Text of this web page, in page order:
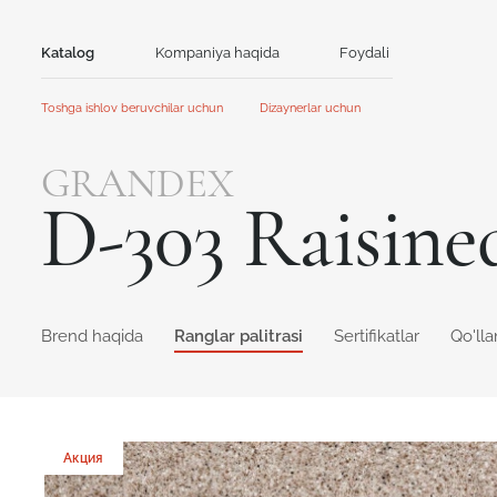
Katalog
Tosh
Akril tosh
GRANDEX
NEOMARM
Avant Quartz
Noblle Quartz
Kompaniya haqida Foydali
Toshga ishlov beruvchilar uchun
Hamkorlik
Aksiyalar va yangiliklar
Qo'llanma
Kataloglar va taqdimotlar
Dizaynerlar uchun
Mijozlar uchun kontent
GRANDEX
D-303
Brend haqida Ranglar palitrasi Sertifikatlar
Акция